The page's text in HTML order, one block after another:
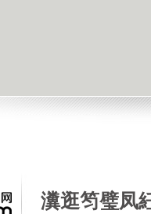
瀵逛笉璧凤